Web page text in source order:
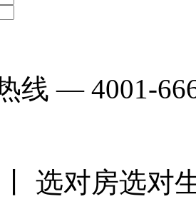
线 — 4001-
丨 选对房选对